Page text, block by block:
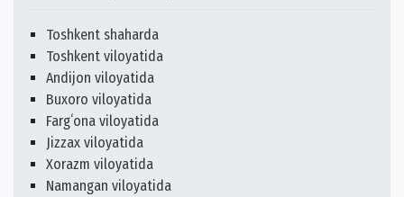
Toshkent shaharda
Toshkent viloyatida
Andijon viloyatida
Buxoro viloyatida
Fargʻona viloyatida
Jizzax viloyatida
Xorazm viloyatida
Namangan viloyatida